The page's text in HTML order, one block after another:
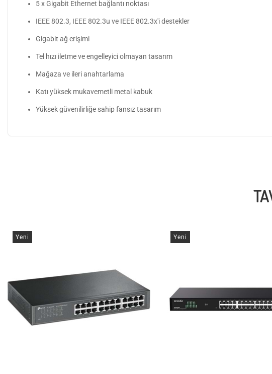
5 x Gigabit Ethernet bağlantı noktası
IEEE 802.3, IEEE 802.3u ve IEEE 802.3x'i destekler
Gigabit ağ erişimi
Tel hızı iletme ve engelleyici olmayan tasarım
Mağaza ve ileri anahtarlama
Katı yüksek mukavemetli metal kabuk
Yüksek güvenilirliğe sahip fansız tasarım
Yeni Yeni